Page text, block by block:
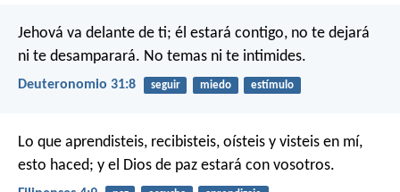
Jehová va delante de ti; él estará contigo, no te dejará
ni te desamparará. No temas ni te intimides.
Deuteronomio 31:8 seguir miedo estímulo
Lo que aprendisteis, recibisteis, oísteis y visteis en mí,
esto haced; y el Dios de paz estará con vosotros.